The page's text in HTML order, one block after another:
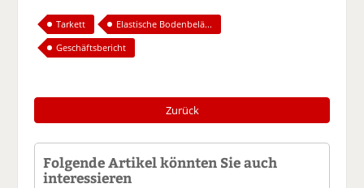
Tarkett
Elastische Bodenbelä...
Geschäftsbericht
Zurück
Folgende Artikel könnten Sie auch
interessieren